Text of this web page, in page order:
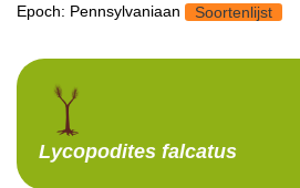
Epoch: Pennsylvaniaan
Soortenlijst
Lycopodites falcatus